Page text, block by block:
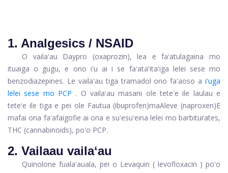
1. Analgesics / NSAID
O vailaʻau Daypro (oxaprozin), lea e faʻatulagaina mo
ituaiga o gugu, e ono iʻu ai i se faʻataʻitaʻiga lelei sese mo
benzodiazepines. Le vailaʻau tiga tramadol ono faʻaoso a iʻuga
lelei sese mo PCP . O vailaʻau masani ole teteʻe ile laulau e
teteʻe ile tiga e pei ole Fautua (ibuprofen)maAleve (naproxen)E
mafai ona faʻafaigofie ai ona e suʻesuʻeina lelei mo barbiturates,
THC (cannabinoids), poʻo PCP.
2. Vailaau vailaʻau
Quinolone fualaʻauala, pei o Levaquin ( levofloxacin ) poʻo